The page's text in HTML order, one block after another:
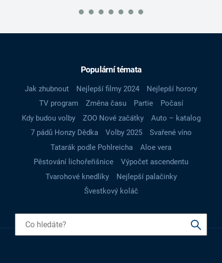
Populární témata
Jak zhubnout Nejlepší filmy 2024
Nejlepší horory
TV program
Změna času Partie
Počasí
Kdy budou volby
ZOO Nové začátky
Auto – katalog
7 pádů Honzy Dědka
Volby 2025
Svařené víno
Tatarák podle Pohlreicha
Aloe vera
Pěstování lichořeřišnice
Výpočet ascendentu
Tvarohové knedlíky
Nejlepší palačinky
Švestkový koláč